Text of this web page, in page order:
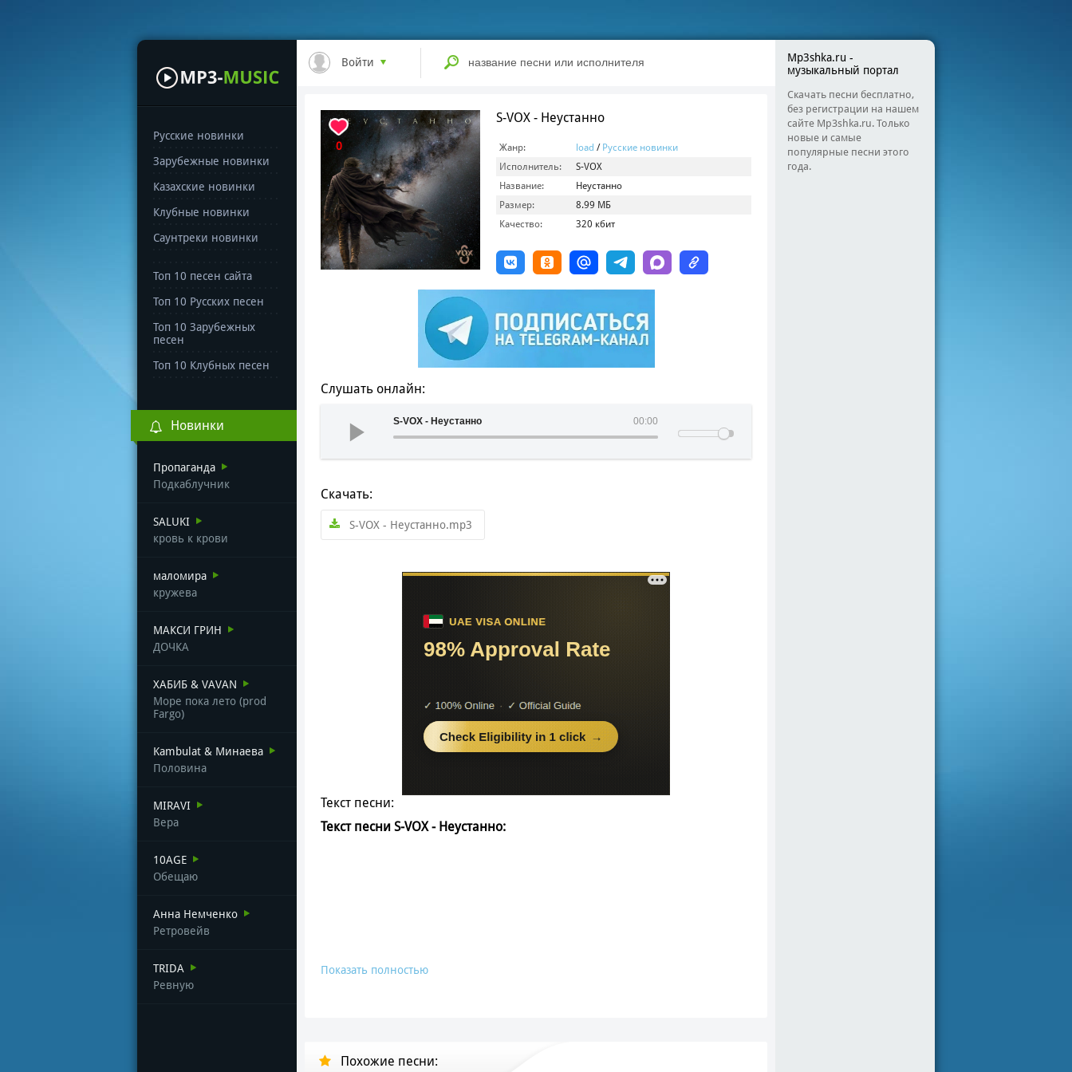
Русские новинки
Зарубежные новинки
Казахские новинки
Клубные новинки
Саунтреки новинки
Топ 10 песен сайта
Топ 10 Русских песен
Топ 10 Зарубежных
песен
Топ 10 Клубных песен
Новинки
Пропаганда
Подкаблучник
SALUKI
кровь к крови
маломира
кружева
МАКСИ ГРИН
ДОЧКА
ХАБИБ & VAVAN
Море пока лето (prod
Fargo)
Kambulat & Минаева
Половина
MIRAVI
Вера
10AGE
Обещаю
Анна Немченко
Ретровейв
TRIDA
Ревную
Войти
0
S-VOX - Неустанно
Жанр: load / Русские новинки
Исполнитель:
S-VOX
Название:
Неустанно
Размер:
8.99 МБ
Качество:
320 кбит
Слушать онлайн:
00:00
S-VOX - Неустанно
Скачать:
S-VOX - Неустанно.mp3
Текст песни:
Текст песни S-VOX - Неустанно:
Показать полностью
Похожие песни:
Mp3shka.ru -
музыкальный портал
Скачать песни бесплатно,
без регистрации на нашем
сайте Mp3shka.ru. Только
новые и самые
популярные песни этого
года.